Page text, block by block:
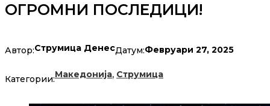
ОГРОМНИ ПОСЛЕДИЦИ!
Автор:Струмица ДенесДатум:Февруари 27, 2025
Категории:Македонија, Струмица